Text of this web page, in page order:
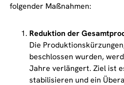
folgender Maßnahmen:
Reduktion der
Die
beschlossen wurden,
Jahre verlängert. Ziel ist
stabilisieren und ein